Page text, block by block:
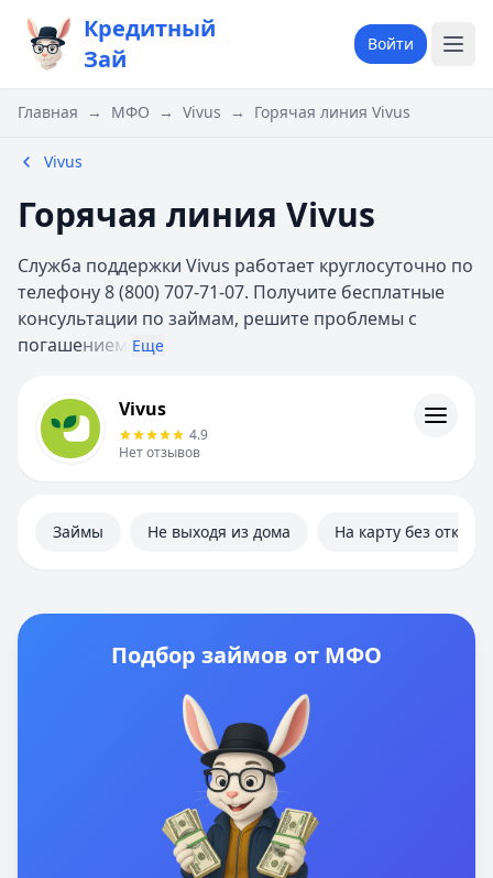
Кредитный
Зай
Войти
Главная → МФО → Vivus → Горячая линия Vivus
Vivus
Горячая линия Vivus
Служба поддержки Vivus работает круглосуточно по
телефону 8 (800) 707-71-07. Получите бесплатные
консультации по займам, решите проблемы с
погашением Еще
ИнформацияVivus
4.9
Нет отзывов
Займы Не выходя из дома На карту без отказа
Подбор займов от МФО